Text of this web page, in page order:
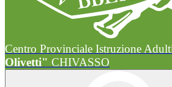
Centro Provinciale Istruzione
Olivetti" CHIVASSO